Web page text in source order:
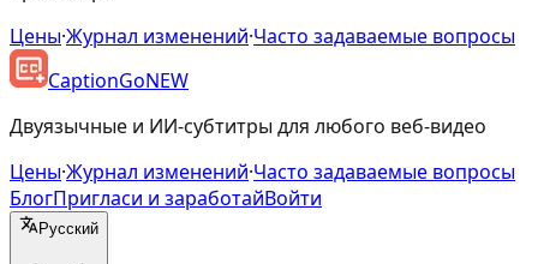
Цены·Журнал изменений·Часто задаваемые вопросы
CaptionGoNEW
Двуязычные и ИИ-субтитры для любого веб-видео
Цены·Журнал изменений·Часто задаваемые вопросы
БлогПригласи и заработайВойти
Русский